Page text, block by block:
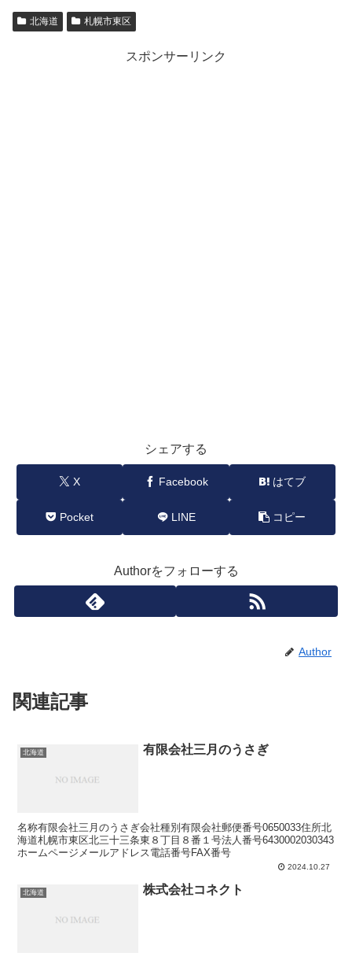
北海道 札幌市東区
スポンサーリンク
シェアする
X Facebook はてブ
Pocket LINE コピー
Authorをフォローする
Author
関連記事
北海道 有限会社三月のうさぎ
名称有限会社三月のうさぎ会社種別有限会社郵便番号0650033住所北
海道札幌市東区北三十三条東８丁目８番１号法人番号6430002030343
ホームページメールアドレス電話番号FAX番号
2024.10.27
北海道 株式会社コネクト